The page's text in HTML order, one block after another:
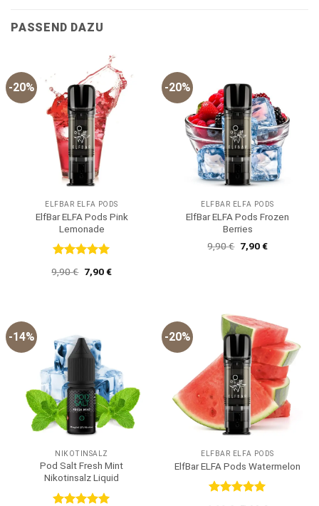
PASSEND DAZU
-20%
ELFBAR ELFA PODS
ElfBar ELFA Pods Pink
Lemonade
mit 5 von
9,90€ Ursprünglicher
Preis
7,90€Aktueller
-20%
ELFBAR ELFA PODS
ElfBar ELFA Pods Frozen
Berries
9,90€ Ursprünglicher
Preis
7,90€Aktueller
-14%
NIKOTINSALZ
Pod Salt Fresh Mint
Nikotinsalz Liquid
-20%
ELFBAR ELFA PODS
ElfBar ELFA Pods Watermelon
Bewertet